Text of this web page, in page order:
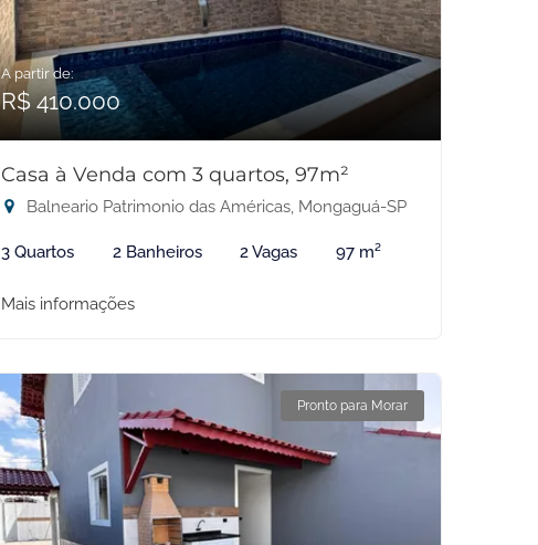
A partir de:
R$ 410.000
Casa à Venda com 3 quartos, 97m²
Balneario Patrimonio das Américas, Mongaguá-SP
3 Quartos 2 Banheiros 2 Vagas 97 m²
Mais informações
Pronto para Morar